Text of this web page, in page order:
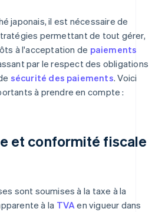
japonais, il est nécessaire de
permettant de tout gérer,
à l'acceptation de paiements
par le respect des obligations
sécurité des paiements. Voici
à prendre en compte :
et conformité fiscale
sont soumises à la taxe à la
à la TVA en vigueur dans